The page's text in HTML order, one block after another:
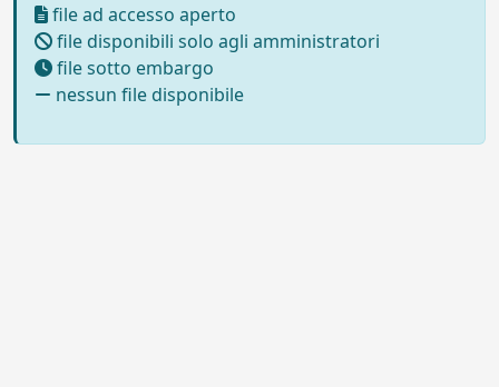
file ad accesso aperto
file disponibili solo agli amministratori
file sotto embargo
nessun file disponibile